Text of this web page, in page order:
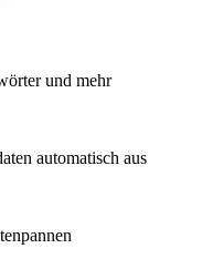
und mehr
automatisch aus